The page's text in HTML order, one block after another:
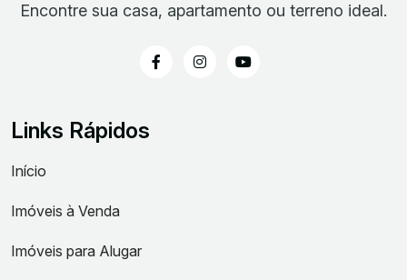
Encontre sua casa, apartamento ou terreno ideal.
Links Rápidos
Início
Imóveis à Venda
Imóveis para Alugar